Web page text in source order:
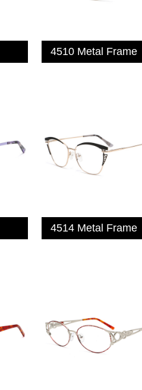
4510 Metal Frame
4514 Metal Frame